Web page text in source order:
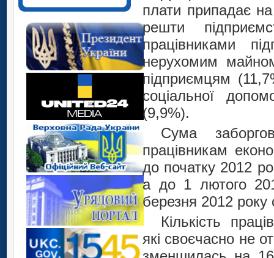
плати припадає
решти
працівниками
нерухомим
підприємцям
соціальної
(9,9%).
Сума
працівникам
до початку 2012
а до 1 лютого
березня 2012
Кількість
які своєчасно не